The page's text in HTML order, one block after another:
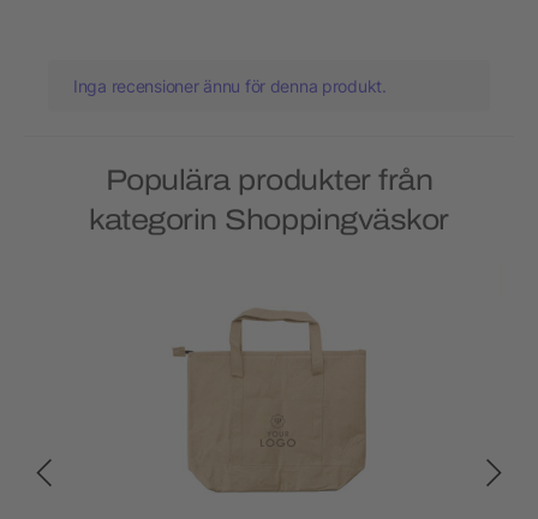
Inga recensioner ännu för denna produkt.
Populära produkter från
kategorin Shoppingväskor